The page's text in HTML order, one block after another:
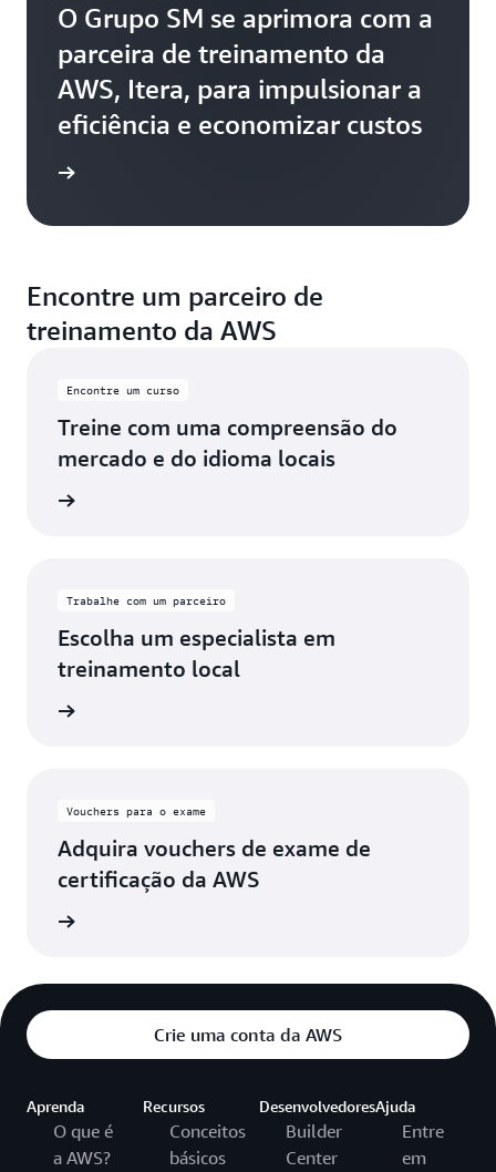
O Grupo SM se aprimora com a
parceira de treinamento da
AWS, Itera, para impulsionar a
eficiência e economizar custos
Encontre um parceiro de
treinamento da AWS
Encontre um curso
Treine com uma compreensão do
mercado e do idioma locais
Trabalhe com um parceiro
Escolha um especialista em
treinamento local
Vouchers para o exame
Adquira vouchers de exame de
certificação da AWS
Crie uma conta da AWS
Aprenda
O que é
a AWS?
Recursos
Conceitos
básicos
Desenvolvedores
Builder
Center
Ajuda
Entre
em